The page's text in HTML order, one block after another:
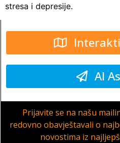
stresa i depresije.
AI
Prijavite se na našu
redovno obavještavali o
novostima iz